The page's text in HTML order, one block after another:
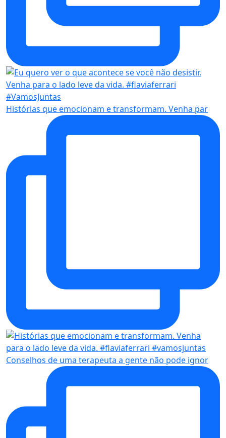
Histórias que emocionam e transformam. Venha par
Conselhos de uma terapeuta a gente não pode ignor